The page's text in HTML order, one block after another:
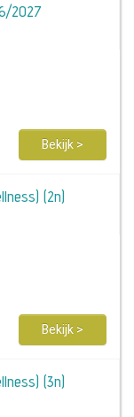
2027
Bekijk >
(2n)
Bekijk >
(3n)